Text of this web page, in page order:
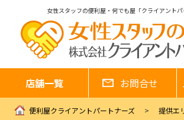
女性スタッフの便利屋・何でも屋「クライアントパ
店舗一覧 お問合せ
便利屋クライアントパートナーズ 提供エ